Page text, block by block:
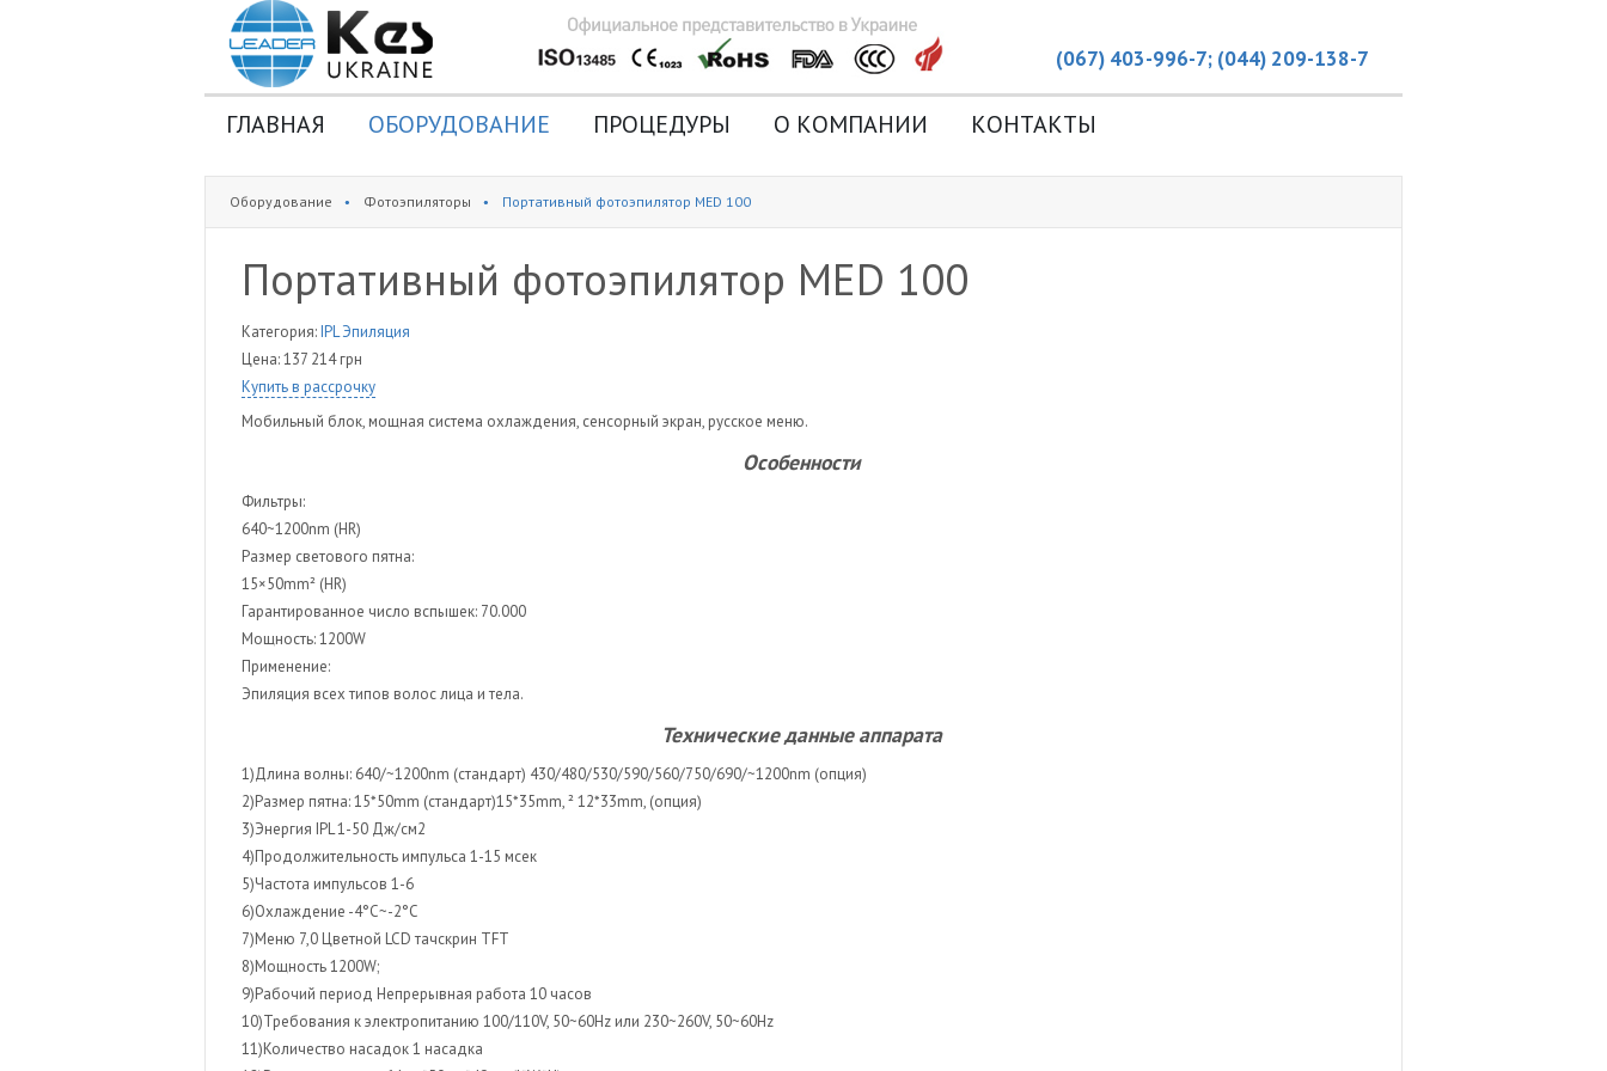
(067) 403-996-7; (044) 209-138-7
ГЛАВНАЯ ОБОРУДОВАНИЕ
Фотоэпиляторы
ЭЛОС аппараты
Аппараты
Липолазер
ПРОЦЕДУРЫ О КОМПАНИИ КОНТАКТЫ
Оборудование Фотоэпиляторы Портативный фотоэпилятор MED 100
Портативный фотоэпилятор MED 100
Категория:IPL Эпиляция
Цена:137 214 грн
Купить в рассрочку
Мобильный блок, мощная система охлаждения, сенсорный экран, русское меню.
Особенности
Фильтры:
640~1200nm (HR)
Размер светового пятна:
15×50mm² (HR)
Гарантированное число вспышек: 70.000
Мощность: 1200W
Применение:
Эпиляция всех типов волос лица и тела.
Технические данные аппарата
1)Длина волны: 640/~1200nm (стандарт) 430/480/530/590/560/750/690/~1200nm (опция)
2)Размер пятна: 15*50mm (стандарт)15*35mm, ² 12*33mm, (опция)
3)Энергия IPL 1-50 Дж/см2
4)Продолжительность импульса 1-15 мсек
5)Частота импульсов 1-6
6)Охлаждение -4°C~-2°C
7)Меню 7,0 Цветной LCD тачскрин TFT
8)Мощность 1200W;
9)Рабочий период Непрерывная работа 10 часов
10)Требования к электропитанию 100/110V, 50~60Hz или 230~260V, 50~60Hz
11)Количество насадок 1 насадка